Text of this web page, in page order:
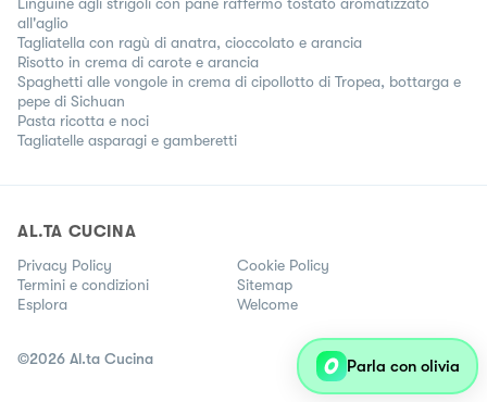
all'aglio
Tagliatella con ragù di anatra, cioccolato e arancia
Risotto in crema di carote e arancia
Spaghetti alle vongole in crema di cipollotto di Tropea, bottarga e
pepe di Sichuan
Pasta ricotta e noci
Tagliatelle asparagi e gamberetti
AL.TA CUCINA
Privacy Policy
Cookie Policy
Termini e condizioni
Sitemap
Esplora
Welcome
©2026 Al.ta Cucina Parla con olivia